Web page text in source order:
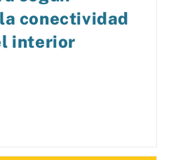
conectividad
interior